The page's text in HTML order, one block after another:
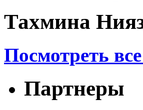
Тахмина
Посмотреть
Партнеры